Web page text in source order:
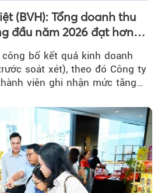
(BVH): Tổng doanh thu
đầu năm 2026 đạt hơn
trưởng 9,2%
bố kết quả kinh doanh
soát xét), theo đó Công ty
viên ghi nhận mức tăng